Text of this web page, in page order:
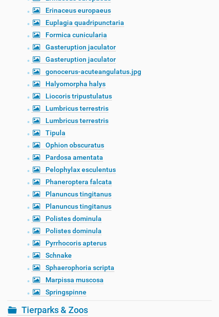
Erinaceus europaeus
Euplagia quadripunctaria
Formica cunicularia
Gasteruption jaculator
Gasteruption jaculator
gonocerus-acuteangulatus.jpg
Halyomorpha halys
Liocoris tripustulatus
Lumbricus terrestris
Lumbricus terrestris
Tipula
Ophion obscuratus
Pardosa amentata
Pelophylax esculentus
Phaneroptera falcata
Planuncus tingitanus
Planuncus tingitanus
Polistes dominula
Polistes dominula
Pyrrhocoris apterus
Schnake
Sphaerophoria scripta
Marpissa muscosa
Springspinne
Tierparks & Zoos